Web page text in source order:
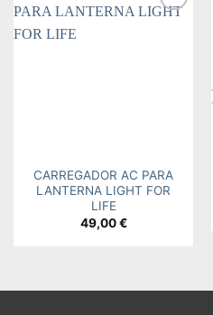
CARREGADOR AC PARA
LANTERNA LIGHT FOR
LIFE
49,00€